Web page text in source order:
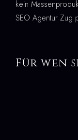
kein
SEO Agentur Zug
Für wen